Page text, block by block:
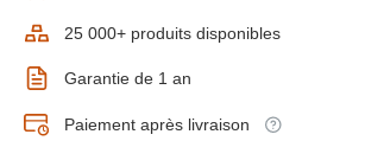
25 000+ produits disponibles
Garantie de 1 an
Paiement après livraison